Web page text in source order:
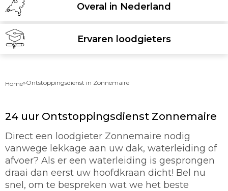
Overal in Nederland
Ervaren loodgieters
Home»Ontstoppingsdienst in Zonnemaire
24 uur Ontstoppingsdienst Zonnemaire
Direct een loodgieter Zonnemaire nodig
vanwege lekkage aan uw dak, waterleiding of
afvoer? Als er een waterleiding is gesprongen
draai dan eerst uw hoofdkraan dicht! Bel nu
snel, om te bespreken wat we het beste